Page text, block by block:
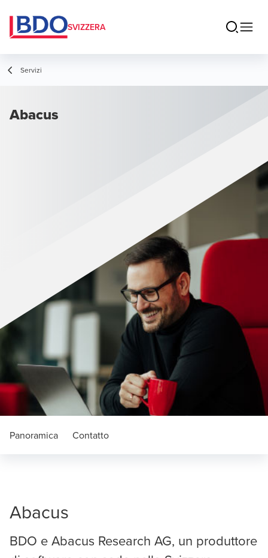
SVIZZERA
Servizi
Abacus
Panoramica Contatto
Abacus
BDO e Abacus Research AG, un produttore